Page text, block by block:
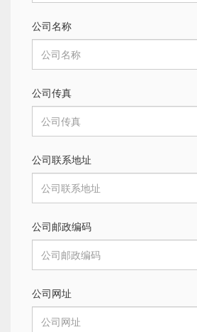
公司名称
公司传真
公司联系地址
公司邮政编码
公司网址